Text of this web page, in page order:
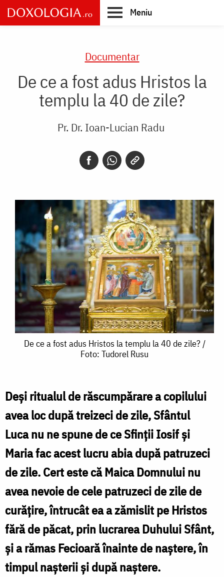
Skip
to
main
Meniu
Documentar
De ce a fost adus Hristos la
templu la 40 de zile?
Pr. Dr. Ioan-Lucian Radu
De
fost
adus
Hristos
templu
la
40
de
zile?
/
Foto:
De ce a fost adus Hristos la templu la 40 de zile? /
Foto: Tudorel Rusu
Deși ritualul de răscumpărare a copilului
avea loc după treizeci de zile, Sfântul
Luca nu ne spune de ce Sfinții Iosif și
Maria fac acest lucru abia după patruzeci
de zile. Cert este că Maica Domnului nu
avea nevoie de cele patruzeci de zile de
curățire, întrucâtea a zămislit pe Hristos
fără de păcat, prin lucrarea Duhului Sfânt,
și a rămas Fecioară înainte de naștere, în
timpul nașterii și după naștere.